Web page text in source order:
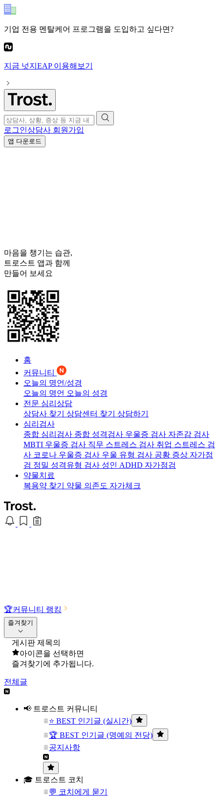
기업 전용 멘탈케어 프로그램을 도입하고 싶다면?
지금 넛지EAP이용해보기
로그인상담사 회원가입
앱 다운로드
마음을 챙기는 습관,
트로스트 앱과 함께
만들어 보세요
홈
커뮤니티
오늘의 명언/성경
오늘의 명언 오늘의 성경
전문 심리상담
상담사 찾기 상담센터 찾기 상담하기
심리검사
종합 심리검사 종합 성격검사 우울증 검사 자존감 검사
MBTI 우울증 검사 직무 스트레스 검사 취업 스트레스 검
사 코로나 우울증 검사 우울 유형 검사 공황 증상 자가점
검 정밀 성격유형 검사 성인 ADHD 자가점검
약물치료
복용약 찾기 약물 의존도 자가체크
🏆커뮤니티 랭킹
즐겨찾기
게시판 제목의
아이콘을 선택하면
즐겨찾기에 추가됩니다.
전체글
📢 트로스트 커뮤니티
⭐ BEST 인기글 (실시간)
🏆 BEST 인기글 (명예의 전당)
공지사항
🎓 트로스트 코치
💬 코치에게 묻기